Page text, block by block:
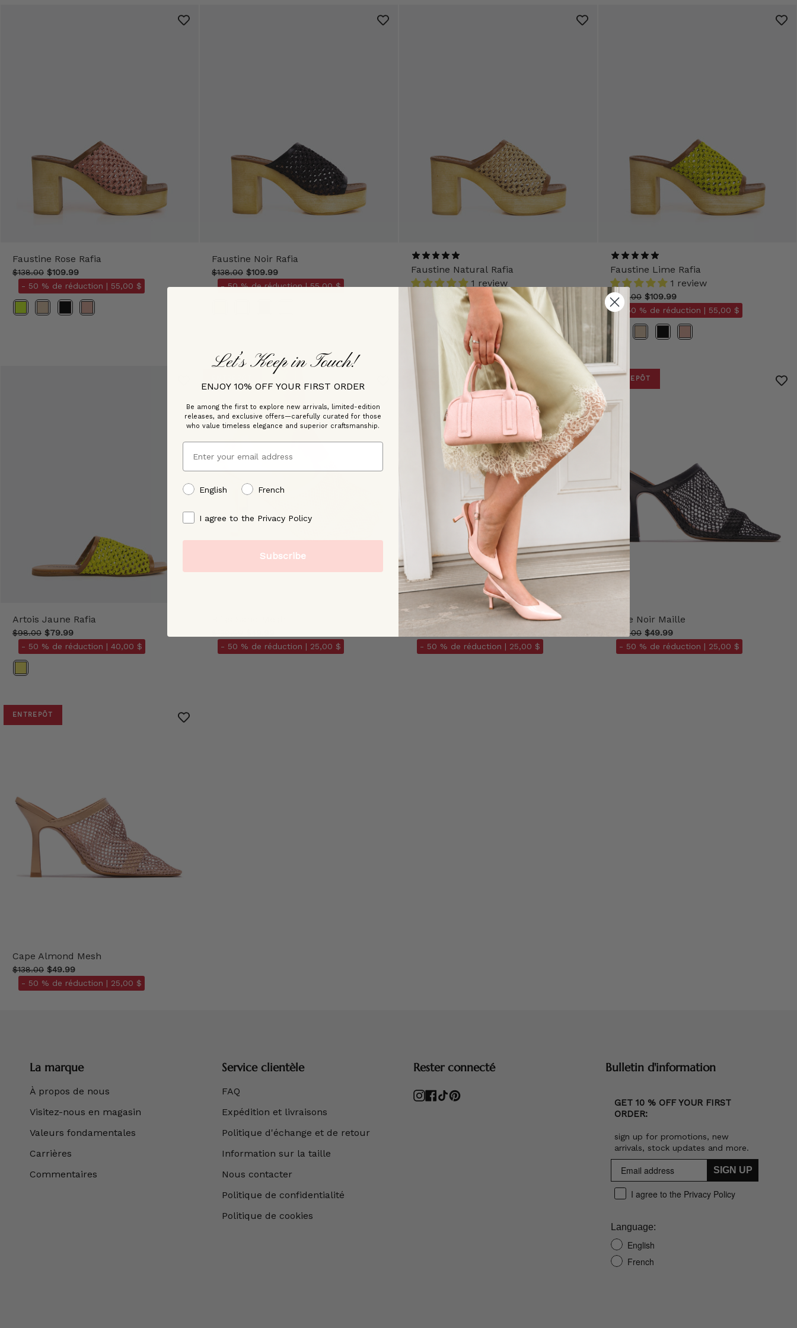
Faustine Rose Rafia
$138.00 $109.99
- 50 % de réduction | 55,00 $
Couleur
Faustine Noir Rafia
$138.00 $109.99
- 50 % de réduction |55,00 $
Faustine Natural Rafia
1 review
$109.99
- 50 % de réduction |
55,00 $
Couleur
Faustine Lime Rafia
1 review
$138.00 $109.99
- 50 % de réduction | 55,00 $
Couleur
Artois Jaune Rafia
$98.00 $79.99
- 50 % de réduction | 40,00 $
Couleur
- 50 % de réduction | 25,00 $
Cape Blanc Cassé Maille
- 50 % de réduction | 25,00 $
ENTREPÔT
Cape Noir Maille
$138.00 $49.99
- 50 % de réduction | 25,00 $
ENTREPÔT
Cape Almond Mesh
$138.00 $49.99
- 50 % de réduction | 25,00 $
La marque
À propos de nous
Visitez-nous en magasin
Valeurs fondamentales
Carrières
Commentaires
Service clientèle
FAQ
Expédition et livraisons
Politique d'échange et de retour
Information sur la taille
Nous contacter
Politique de confidentialité
Politique de cookies
Rester connecté
Instagram
Facebook
TikTokPinterest
Bulletin d'information
GET 10 % OFF YOUR FIRST
ORDER:
sign up for promotions, new
arrivals, stock updates and more.
SIGN UP
I agree to the Privacy Policy
Language:
English
French
Let’s Keep in Touch!
ENJOY 10% OFF YOUR FIRST ORDER
Be among the first to explore new arrivals, limited-edition
releases, and exclusive offers—carefully curated for those
who value timeless elegance and superior craftsmanship.
Email
preffered language
English French
By signing up, you agree to our [Privacy Policy]
I agree to the Privacy Policy
Subscribe